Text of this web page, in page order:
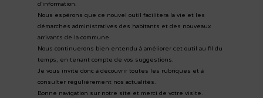
d’information.
Nous espérons que ce nouvel outil facilitera la vie et les
démarches administratives des habitants et des nouveaux
arrivants de la commune.
Nous continuerons bien entendu à améliorer cet outil au fil du
temps, en tenant compte de vos suggestions.
Je vous invite donc à découvrir toutes les rubriques et à
consulter régulièrement nos actualités.
Bonne navigation sur notre site et merci de votre visite.